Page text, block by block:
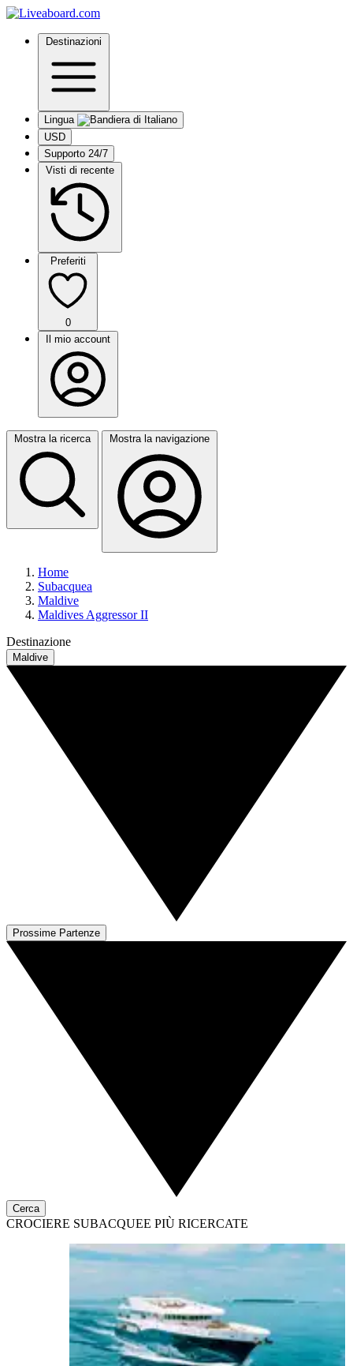
Destinazioni
Lingua
USD
Supporto 24/7
Visti di recente
Preferiti
0
Il mio account
Mostra la ricerca Mostra la navigazione
Home
Subacquea
Maldive
Maldives Aggressor II
Destinazione
Maldive
Prossime Partenze
Cerca
CROCIERE SUBACQUEE PIÙ RICERCATE